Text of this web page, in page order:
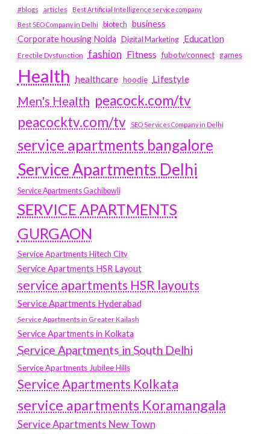
#blogs articles
Best Artificial Intelligence service company
Best SEO Company in Delhi
biotech business
Corporate housing Noida
Digital Marketing Education
Erectile Dysfunction fashion Fitness fubotv/connect games
Health healthcare hoodie Lifestyle
Men's Health peacock.com/tv
peacocktv.com/tv
SEO Services Company in Delhi
service apartments bangalore
Service Apartments Delhi
Service Apartments Gachibowli
SERVICE APARTMENTS
GURGAON
Service Apartments Hitech City
Service Apartments HSR Layout
service apartments HSR layouts
Service Apartments Hyderabad
Service Apartments in Greater Kailash
Service Apartments in Kolkata
Service Apartments in South Delhi
Service Apartments Jubilee Hills
Service Apartments Kolkata
service apartments Koramangala
Service Apartments New Town